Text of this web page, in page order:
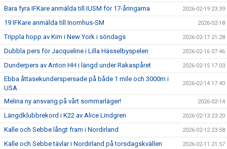
Bara fyra IFKare anmälda till IUSM för 17-åringarna 2026-02-19 23:39
19 IFKare anmälda till Inomhus-SM 2026-02-18
Trippla hopp av Kim i New York i söndags 2026-02-17 21:28
Dubbla pers för Jacqueline i Lilla Hässelbyspelen 2026-02-16 07:46
Dunderpers av Anton HH i längd under Rakaspåret 2026-02-15 17:03
Ebba åttasekunderspersade på både 1 mile och 3000m i
USA
2026-02-14 17:40
Melina ny ansvarig på vårt sommarläger! 2026-02-14
Längdklubbrekord i K22 av Alice Lindgren 2026-02-13 23:20
Kalle och Sebbe långt fram i Nordirland 2026-02-12 23:58
Kalle och Sebbe tävlar i Nordirland på torsdagskvällen 2026-02-11 21:57